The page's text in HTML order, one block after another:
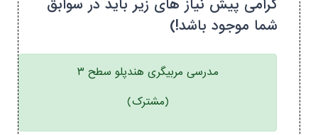
گرامی پیش نیاز های زیر باید در سوابق
شما موجود باشد!)
مدرسی مربیگری هندپلو سطح ۳
(مشترک)